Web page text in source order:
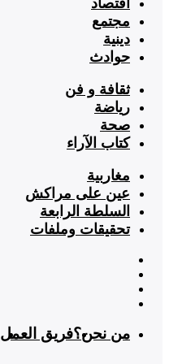
مجتمع
دينية
حوادث
ثقافة و فن
رياضة
صحة
كتاب الآراء
مغاربية
عين على مراكش
السلطة الرابعة
تحقيقات وملفات
من نحن؟فريق العمل